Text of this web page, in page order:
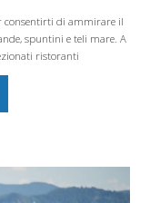
consentirti di ammirare il
spuntini e teli mare. A
ristoranti